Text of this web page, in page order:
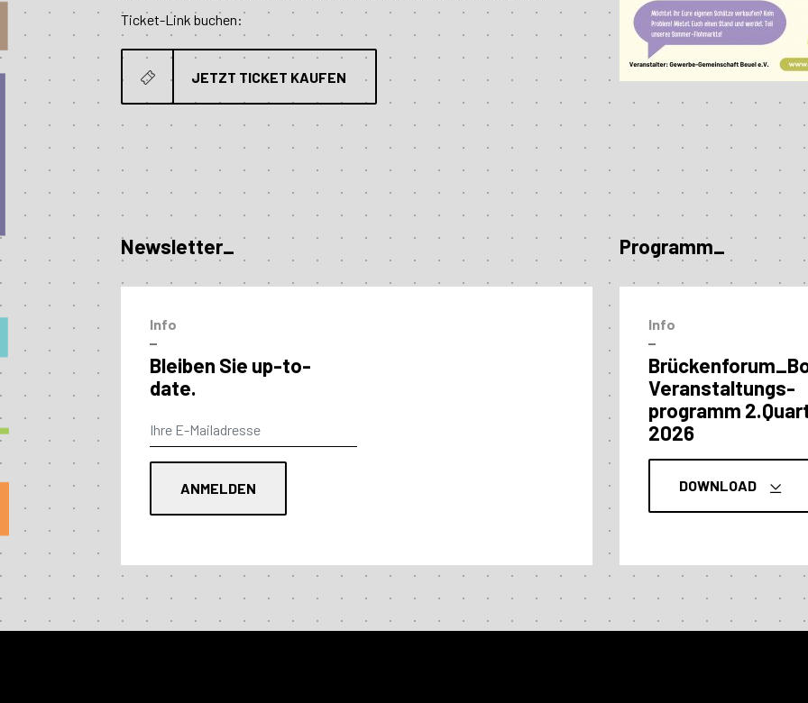
Ticket-Link buchen:
JETZT TICKET KAUFEN
Newsletter_
Info
–
Bleiben Sie up-to-
date.
Programm_
Info
–
Veranstaltungs­
programm
2026
DOWNLOAD